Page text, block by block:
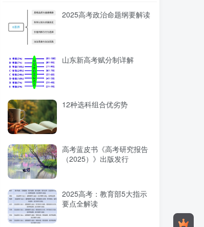
2025高考政治命题纲要解读
山东新高考赋分制详解
12种选科组合优劣势
高考蓝皮书《高考研究报告
（2025）》出版发行
2025高考：教育部5大指示
要点全解读